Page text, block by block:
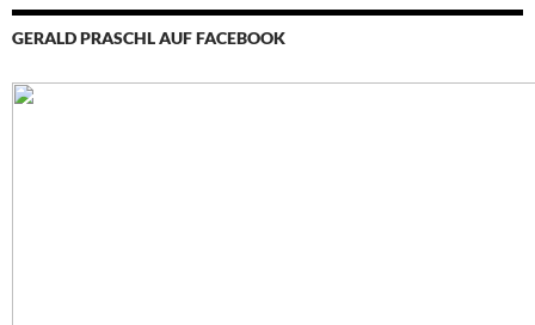
GERALD PRASCHL AUF FACEBOOK